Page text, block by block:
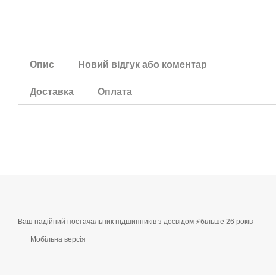
Опис Новий відгук або коментар
Доставка Оплата
Ваш надійний постачальник підшипників з досвідом ⚡більше 26 років
Мобільна версія